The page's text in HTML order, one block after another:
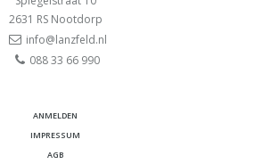
2631 RS Nootdorp
info@lanzfeld.nl
088 33 66 990
ANMELDEN
IMPRESSUM
AGB